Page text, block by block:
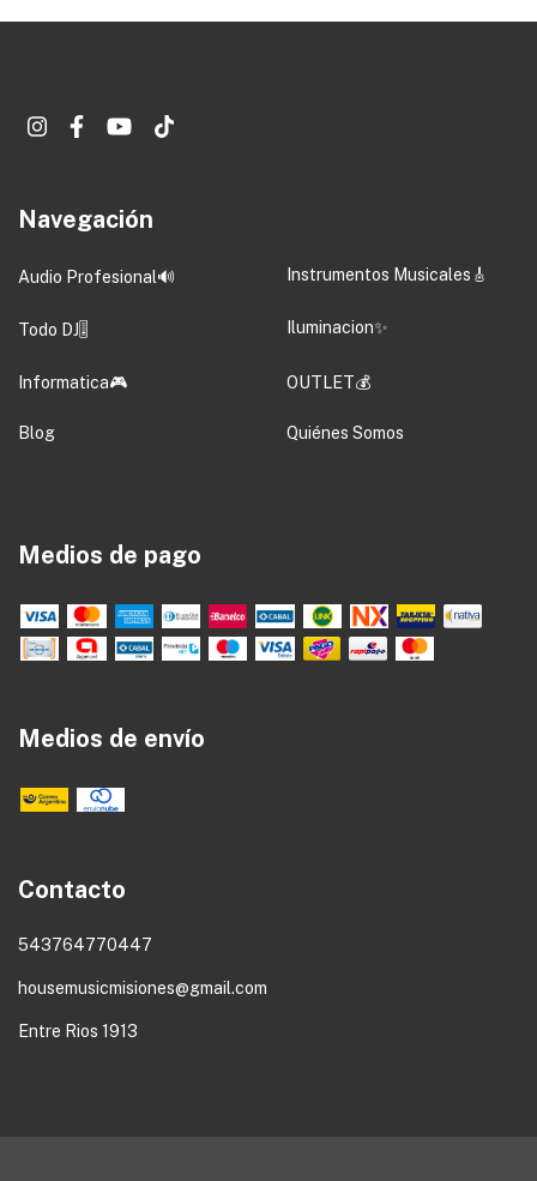
Navegación
Audio Profesional🔊 Instrumentos Musicales🎸
Todo DJ🎚️ Iluminacion✨
Informatica🎮 OUTLET💰
Blog Quiénes Somos
Medios de pago
Medios de envío
Contacto
543764770447
housemusicmisiones@gmail.com
Entre Rios 1913